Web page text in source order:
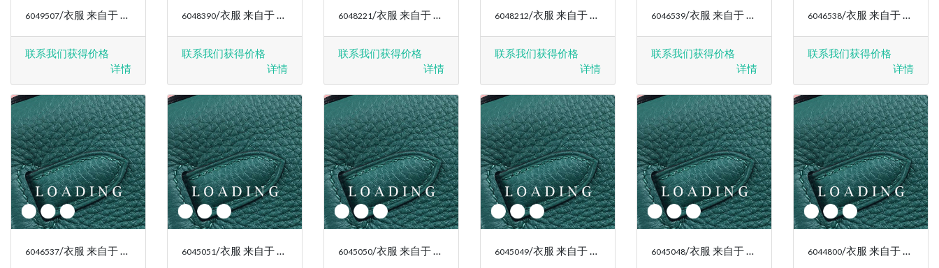
6049507/衣服 来自于 RALPH LAUREN
联系我们获得价格
详情
6048390/衣服 来自于 RALPH LAUREN
联系我们获得价格
详情
6048221/衣服 来自于 RALPH LAUREN
联系我们获得价格
详情
6048212/衣服 来自于 RALPH LAUREN
联系我们获得价格
详情
6046539/衣服 来自于 RALPH LAUREN
联系我们获得价格
详情
6046538/衣服 来自于 RALPH LAUREN
联系我们获得价格
详情
6046537/衣服 来自于 RALPH LAUREN 6045051/衣服 来自于 RALPH LAUREN 6045050/衣服 来自于 RALPH LAUREN 6045049/衣服 来自于 RALPH LAUREN 6045048/衣服 来自于 RALPH LAUREN 6044800/衣服 来自于 RALPH LAUREN